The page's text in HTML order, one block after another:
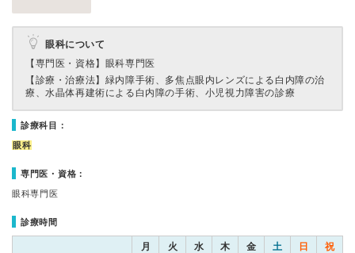
眼科について
【専門医・資格】 眼科専門医
【診療・治療法】 緑内障手術、多焦点眼内レンズによる白内障の治
療、水晶体再建術による白内障の手術、小児視力障害の診療
診療科目：
眼科
専門医・資格：
眼科専門医
診療時間
月 火 水 木 金 土 日 祝